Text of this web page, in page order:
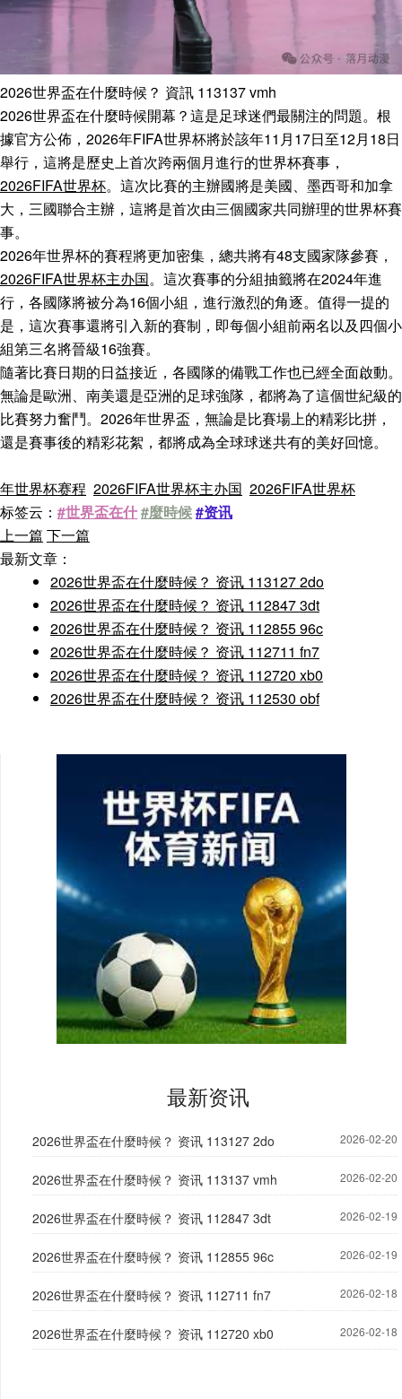
2026世界盃在什麼時候？ 資訊 113137 vmh
2026世界盃在什麼時候開幕？這是足球迷們最關注的問題。根
據官方公佈，2026年FIFA世界杯將於該年11月17日至12月18日
舉行，這將是歷史上首次跨兩個月進行的世界杯賽事，
2026FIFA世界杯。這次比賽的主辦國將是美國、墨西哥和加拿
大，三國聯合主辦，這將是首次由三個國家共同辦理的世界杯賽
事。
2026年世界杯的賽程將更加密集，總共將有48支國家隊參賽，
2026FIFA世界杯主办国。這次賽事的分組抽籤將在2024年進
行，各國隊將被分為16個小組，進行激烈的角逐。值得一提的
是，這次賽事還將引入新的賽制，即每個小組前兩名以及四個小
組第三名將晉級16強賽。
隨著比賽日期的日益接近，各國隊的備戰工作也已經全面啟動。
無論是歐洲、南美還是亞洲的足球強隊，都將為了這個世紀級的
比賽努力奮鬥。2026年世界盃，無論是比賽場上的精彩比拼，
還是賽事後的精彩花絮，都將成為全球球迷共有的美好回憶。
年世界杯赛程 2026FIFA世界杯主办国 2026FIFA世界杯
标签云： #世界盃在什#麼時候#资讯
上一篇 下一篇
最新文章：
2026世界盃在什麼時候？ 资讯 113127 2do
2026世界盃在什麼時候？ 资讯 112847 3dt
2026世界盃在什麼時候？ 资讯 112855 96c
2026世界盃在什麼時候？ 资讯 112711 fn7
2026世界盃在什麼時候？ 资讯 112720 xb0
2026世界盃在什麼時候？ 资讯 112530 obf
最新资讯
2026世界盃在什麼時候？ 资讯 113127 2do 2026-02-20
2026世界盃在什麼時候？ 资讯 113137 vmh 2026-02-20
2026世界盃在什麼時候？ 资讯 112847 3dt 2026-02-19
2026世界盃在什麼時候？ 资讯 112855 96c 2026-02-19
2026世界盃在什麼時候？ 资讯 112711 fn7 2026-02-18
2026世界盃在什麼時候？ 资讯 112720 xb0 2026-02-18